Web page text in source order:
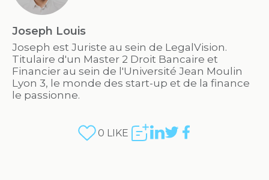
Joseph Louis
Joseph est Juriste au sein de LegalVision.
Titulaire d'un Master 2 Droit Bancaire et
Financier au sein de l'Université Jean Moulin
Lyon 3, le monde des start-up et de la finance
le passionne.
0 LIKE